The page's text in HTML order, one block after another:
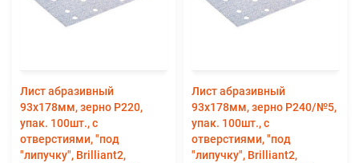
Лист абразивный
93х178мм, зерно P220,
упак. 100шт., с
отверстиями, "под
"липучку", Brilliant2,
Лист абразивный
93х178мм, зерно P240/№5,
упак. 100шт., с
отверстиями, "под
"липучку", Brilliant2,